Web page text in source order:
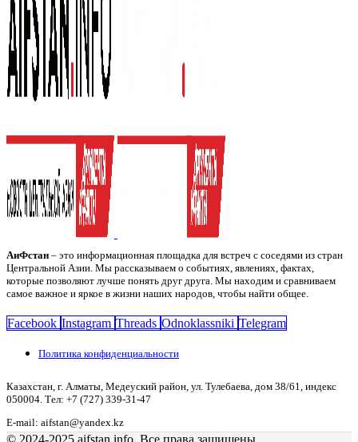
АиФстан – это информационная площадка для встреч с соседями из стран
Центральной Азии. Мы рассказываем о событиях, явлениях, фактах,
которые позволяют лучше понять друг друга. Мы находим и сравниваем
самое важное и яркое в жизни наших народов, чтобы найти общее.
Facebook Instagram Threads Odnoklassniki Telegram
Политика конфиденциальности
Казахстан, г. Алматы, Медеуский район, ул. Тулебаева, дом 38/61, индекс
050004. Тел: +7 (727) 339-31-47
E-mail: aifstan@yandex.kz
© 2024-2025 aifstan.info. Все права защищены